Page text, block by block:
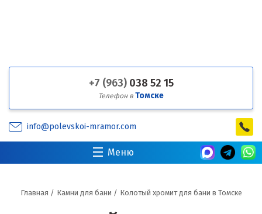
+7 (963) 038 52 15
Телефон в Томске
info@polevskoi-mramor.com
Меню
Главная / Камни для бани / Колотый хромит для бани в Томске